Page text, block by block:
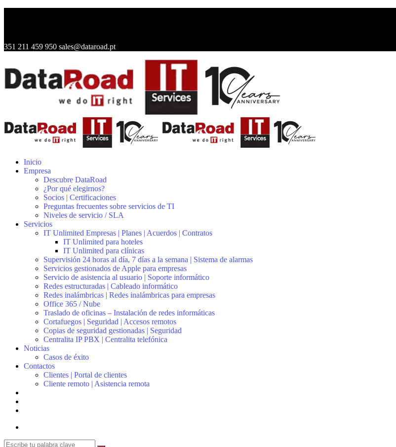
351 211 459 950 sales@dataroad.pt
Inicio
Empresa
Descubre DataRoad
¿Por qué elegirnos?
Socios | Certificaciones
Preguntas frecuentes sobre servicios de TI
Niveles de servicio / SLA
Servicios
IT Unlimited Empresas | Planes | Acuerdos | Contratos
IT Unlimited para hoteles
IT Unlimited para clínicas
Supervisión 24 horas al día, 7 días a la semana | Sistema de alarmas
Servicios gestionados de Apple para empresas
Servicio de asistencia al usuario | Soporte informático
Redes estructuradas | Cableado informático
Redes inalámbricas | Redes inalámbricas para empresas
Office 365 / Nube
Traslado de oficinas – Instalación de redes informáticas
Cortafuegos | Seguridad | Accesos remotos
Copias de seguridad gestionadas | Seguridad
Centralita IP PBX | Centralita telefónica
Noticias
Casos de éxito
Contactos
Clientes | Portal de clientes
Cliente remoto | Asistencia remota